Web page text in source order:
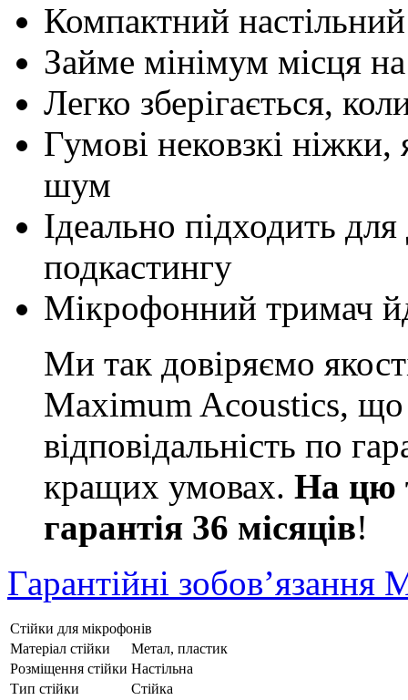
Компактний
Займе мінімум місця
Легко зберігається,
Гумові нековзкі ніжки,
шум
Ідеально підходить
подкастингу
Мікрофонний тримач
Ми так довіряємо
Maximum Acoustics, що
відповідальність по
кращих умовах. На цю
гарантія 36 місяців!
Гарантійні
Стійки для мікрофонів
Матеріал стійки
Метал, пластик
Розміщення стійки Настільна
Тип стійки
Стійка